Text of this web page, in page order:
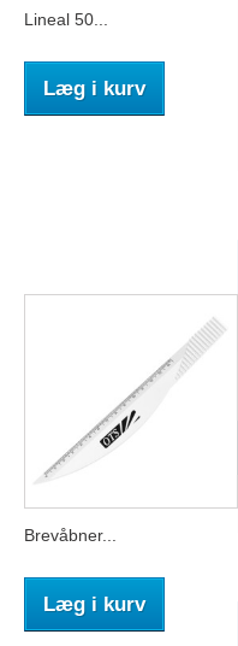
Lineal 50...
Læg i kurv
Brevåbner...
Læg i kurv